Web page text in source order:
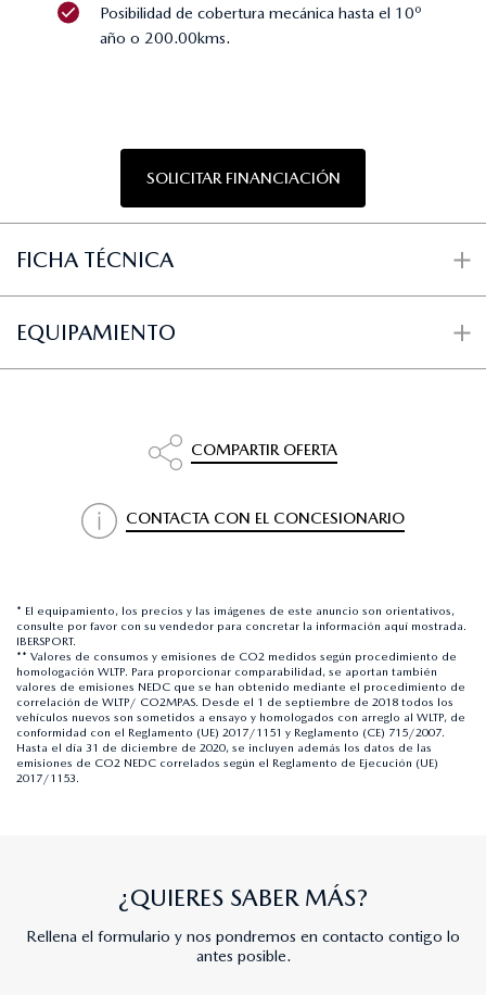
FICHA TÉCNICA
Posibilidad de cobertura mecánica hasta el 10º
año o 200.00kms.
SOLICITAR FINANCIACIÓN
COMPARTIR OFERTA
CONTACTA CON EL CONCESIONARIO
EQUIPAMIENTO
* El equipamiento, los precios y las imágenes de este anuncio son orientativos,
consulte por favor con su vendedor para concretar la información aquí mostrada.
IBERSPORT.
** Valores de consumos y emisiones de CO2 medidos según procedimiento de
homologación WLTP. Para proporcionar comparabilidad, se aportan también
valores de emisiones NEDC que se han obtenido mediante el procedimiento de
correlación de WLTP/ CO2MPAS. Desde el 1 de septiembre de 2018 todos los
vehículos nuevos son sometidos a ensayo y homologados con arreglo al WLTP, de
conformidad con el Reglamento (UE) 2017/1151 y Reglamento (CE) 715/2007.
Hasta el día 31 de diciembre de 2020, se incluyen además los datos de las
emisiones de CO2 NEDC correlados según el Reglamento de Ejecución (UE)
2017/1153.
¿QUIERES SABER MÁS?
Rellena el formulario y nos pondremos en contacto contigo lo
antes posible.